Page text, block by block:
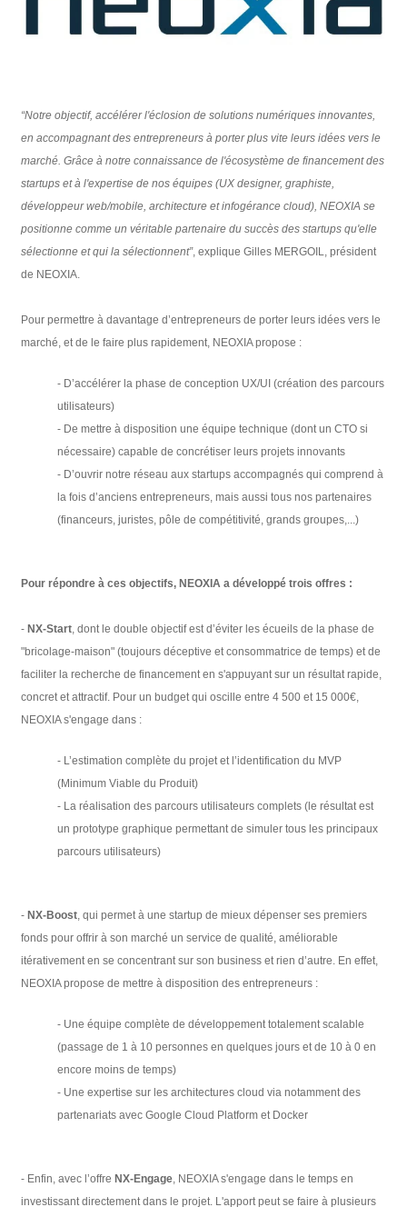
“Notre objectif, accélérer l'éclosion de solutions numériques innovantes,
en accompagnant des entrepreneurs à porter plus vite leurs idées vers le
marché. Grâce à notre connaissance de l'écosystème de financement des
startups et à l'expertise de nos équipes (UX designer, graphiste,
développeur web/mobile, architecture et infogérance cloud), NEOXIA se
positionne comme un véritable partenaire du succès des startups qu'elle
sélectionne et qui la sélectionnent”, explique Gilles MERGOIL, président
de NEOXIA.
Pour permettre à davantage d’entrepreneurs de porter leurs idées vers le
marché, et de le faire plus rapidement, NEOXIA propose :
- D’accélérer la phase de conception UX/UI (création des parcours
utilisateurs)
- De mettre à disposition une équipe technique (dont un CTO si
nécessaire) capable de concrétiser leurs projets innovants
- D’ouvrir notre réseau aux startups accompagnés qui comprend à
la fois d’anciens entrepreneurs, mais aussi tous nos partenaires
(financeurs, juristes, pôle de compétitivité, grands groupes,...)
Pour répondre à ces objectifs, NEOXIA a développé trois offres :
-NX-Start , dont le double objectif est d’éviter les écueils de la phase de
"bricolage-maison" (toujours déceptive et consommatrice de temps) et de
faciliter la recherche de financement en s'appuyant sur un résultat rapide,
concret et attractif. Pour un budget qui oscille entre 4 500 et 15 000€,
NEOXIA s'engage dans :
- L’estimation complète du projet et l’identification du MVP
(Minimum Viable du Produit)
- La réalisation des parcours utilisateurs complets (le résultat est
un prototype graphique permettant de simuler tous les principaux
parcours utilisateurs)
-NX-Boost , qui permet à une startup de mieux dépenser ses premiers
fonds pour offrir à son marché un service de qualité, améliorable
itérativement en se concentrant sur son business et rien d’autre. En effet,
NEOXIA propose de mettre à disposition des entrepreneurs :
- Une équipe complète de développement totalement scalable
(passage de 1 à 10 personnes en quelques jours et de 10 à 0 en
encore moins de temps)
- Une expertise sur les architectures cloud via notamment des
partenariats avec Google Cloud Platform et Docker
- Enfin, avec l’offreNX-Engage , NEOXIA s'engage dans le temps en
investissant directement dans le projet. L'apport peut se faire à plusieurs